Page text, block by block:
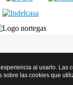
de Calor
al usarlo.
las cookies que